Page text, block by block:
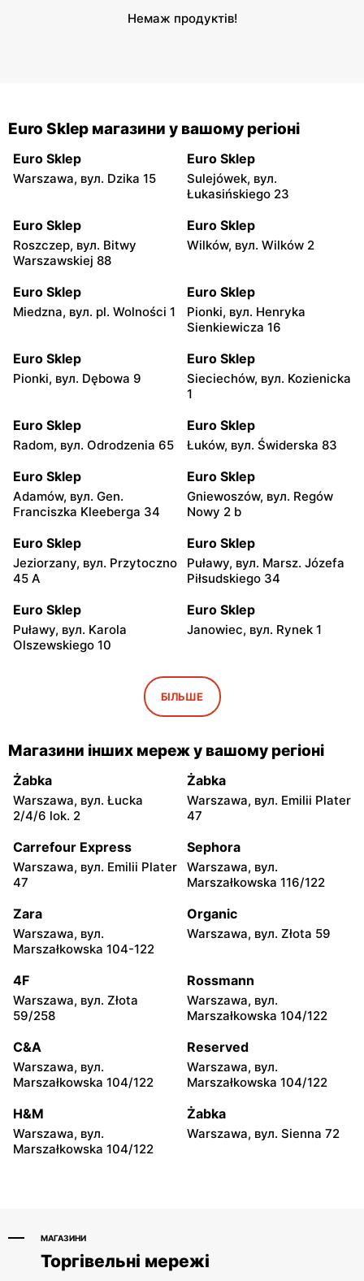
Немаж продуктів!
Euro Sklep магазини у вашому регіоні
Euro Sklep
Warszawa, вул. Dzika 15
Euro Sklep
Sulejówek, вул.
Łukasińskiego 23
Euro Sklep
Roszczep, вул. Bitwy
Warszawskiej 88
Euro Sklep
Wilków, вул. Wilków 2
Euro Sklep
Miedzna, вул. pl. Wolności 1
Euro Sklep
Pionki, вул. Henryka
Sienkiewicza 16
Euro Sklep
Pionki, вул. Dębowa 9
Euro Sklep
Sieciechów, вул. Kozienicka
1
Euro Sklep
Radom, вул. Odrodzenia 65
Euro Sklep
Łuków, вул. Świderska 83
Euro Sklep
Adamów, вул. Gen.
Franciszka Kleeberga 34
Euro Sklep
Gniewoszów, вул. Regów
Nowy 2 b
Euro Sklep
Jeziorzany, вул. Przytoczno
45 A
Euro Sklep
Puławy, вул. Marsz. Józefa
Piłsudskiego 34
Euro Sklep
Puławy, вул. Karola
Olszewskiego 10
Euro Sklep
Janowiec, вул. Rynek 1
Michów, вул. Rynek II 5
Euro Sklep
Kazimierz Dolny, вул.
Wierzchoniów 31
Euro Sklep
Niepodległości 7
Euro Sklep
Końskie, вул. Brzozowa 13
Euro Sklep Euro Sklep
Euro Sklep
Skarżysko-Kamienna, вул.
Euro Sklep
Skarżysko-Kamienna, вул.
Euro Sklep
Siemiatycze, вул. Adama
Euro Sklep
Euro Sklep
Józefów nad Wisłą, вул. pl.
Euro Sklep
Ostrowiec Świętokrzyski al.
Euro Sklep
Ostrowiec Świętokrzyski,
Euro Sklep
Biała Podlaska, вул.
Euro Sklep
Ostrowiec Świętokrzyski,
Euro Sklep
БІЛЬШЕ
Магазини інших мереж у вашому регіоні
Żabka
Warszawa, вул. Łucka
2/4/6 lok. 2
Żabka
Warszawa, вул. Emilii Plater
47
Carrefour Express
Warszawa, вул. Emilii Plater
47
Sephora
Warszawa, вул.
Marszałkowska 116/122
Zara
Warszawa, вул.
Marszałkowska 104-122
Organic
Warszawa, вул. Złota 59
4F
Warszawa, вул. Złota
59/258
Rossmann
Warszawa, вул.
Marszałkowska 104/122
C&A
Warszawa, вул.
Marszałkowska 104/122
Reserved
Warszawa, вул.
Marszałkowska 104/122
H&M
Warszawa, вул.
Marszałkowska 104/122
Żabka
Warszawa, вул. Sienna 72
МАГАЗИНИ
Торгівельні мережі